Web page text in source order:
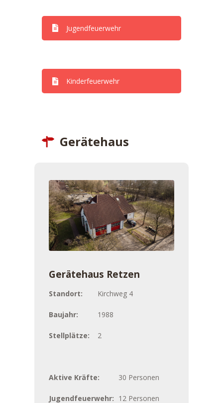
Jugendfeuerwehr
Kinderfeuerwehr
Gerätehaus
Gerätehaus Retzen
Standort: Kirchweg 4
Baujahr: 1988
Stellplätze: 2
Aktive Kräfte: 30 Personen
Jugendfeuerwehr: 12 Personen